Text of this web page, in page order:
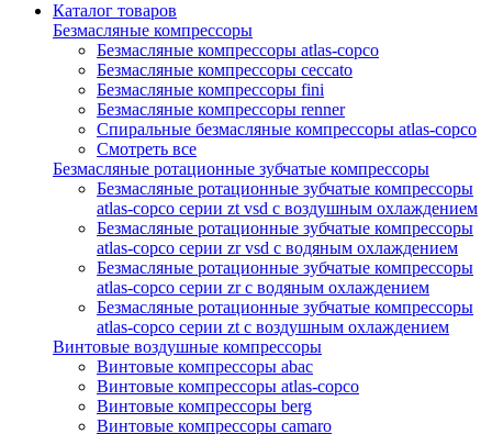
Каталог товаров
Безмасляные компрессоры
Безмасляные компрессоры atlas-copco
Безмасляные компрессоры ceccato
Безмасляные компрессоры fini
Безмасляные компрессоры renner
Спиральные безмасляные компрессоры atlas-copco
Смотреть все
Безмасляные ротационные зубчатые компрессоры
Безмасляные ротационные зубчатые компрессоры
atlas-copco серии zt vsd с воздушным охлаждением
Безмасляные ротационные зубчатые компрессоры
atlas-copco серии zr vsd с водяным охлаждением
Безмасляные ротационные зубчатые компрессоры
atlas-copco серии zr с водяным охлаждением
Безмасляные ротационные зубчатые компрессоры
atlas-copco серии zt с воздушным охлаждением
Винтовые воздушные компрессоры
Винтовые компрессоры abac
Винтовые компрессоры atlas-copco
Винтовые компрессоры berg
Винтовые компрессоры camaro